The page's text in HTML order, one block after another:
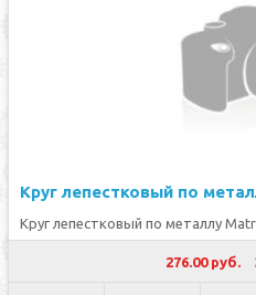
Круг лепестковый по
Круг лепестковый по металлу
276.00 руб.